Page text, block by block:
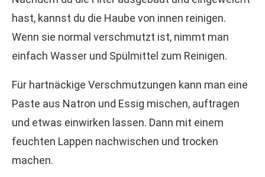
hast, kannst du die Haube von innen reinigen.
Wenn sie normal verschmutzt ist, nimmt man
einfach Wasser und Spülmittel zum Reinigen.
Für hartnäckige Verschmutzungen kann man eine
Paste aus Natron und Essig mischen, auftragen
und etwas einwirken lassen. Dann mit einem
feuchten Lappen nachwischen und trocken
machen.